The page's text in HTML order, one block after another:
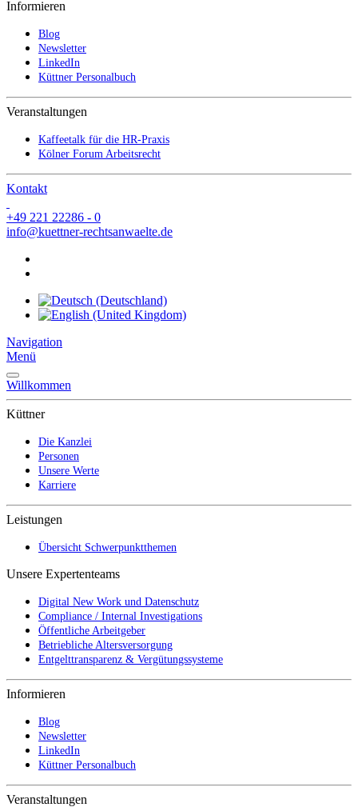
Informieren
Blog
Newsletter
LinkedIn
Küttner Personalbuch
Veranstaltungen
Kaffeetalk für die HR-Praxis
Kölner Forum Arbeitsrecht
Kontakt
+49 221 22286 - 0
info@kuettner-rechtsanwaelte.de
Navigation
Menü
Willkommen
Küttner
Die Kanzlei
Personen
Unsere Werte
Karriere
Leistungen
Übersicht Schwerpunktthemen
Unsere Expertenteams
Digital New Work und Datenschutz
Compliance / Internal Investigations
Öffentliche Arbeitgeber
Betriebliche Altersversorgung
Entgelttransparenz & Vergütungssysteme
Informieren
Blog
Newsletter
LinkedIn
Küttner Personalbuch
Veranstaltungen